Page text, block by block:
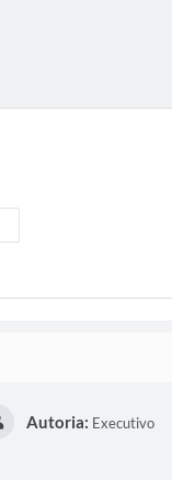
Autoria: Executivo